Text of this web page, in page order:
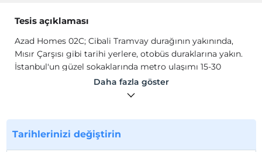
Tesis açıklaması
Azad Homes 02C; Cibali Tramvay durağının yakınında,
Mısır Çarşısı gibi tarihi yerlere, otobüs duraklarına yakın.
İstanbul'un güzel sokaklarında metro ulaşımı 15-30
dakika yürüme mesafesindedir. Otelinizdeki 7/24 açık
resepsiyondan çevredeki birçok yere kolayca
Fatih, Haliç ve Eminönü'nü birbirine bağlayan yol
üzerinde olup, yatırım ve uzun dönem kiralama için
Daha fazla göster
Tarihlerinizi değiştirin